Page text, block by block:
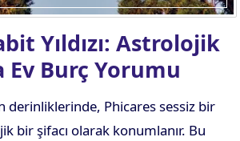
Yıldızı: Astrolojik
Ev Burç Yorumu
derinliklerinde, Phicares sessiz bir
bir şifacı olarak konumlanır. Bu